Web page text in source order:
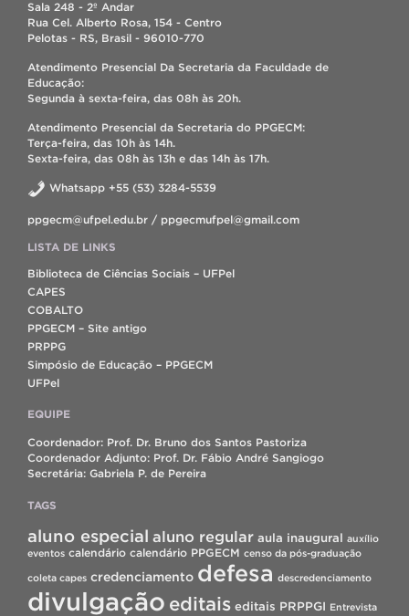
Sala 248 - 2º Andar
Rua Cel. Alberto Rosa, 154 - Centro
Pelotas - RS, Brasil - 96010-770
Atendimento Presencial Da Secretaria da Faculdade de
Educação:
Segunda à sexta-feira, das 08h às 20h.
Atendimento Presencial da Secretaria do PPGECM:
Terça-feira, das 10h às 14h.
Sexta-feira, das 08h às 13h e das 14h às 17h.
Whatsapp +55 (53) 3284-5539
ppgecm@ufpel.edu.br / ppgecmufpel@gmail.com
LISTA DE LINKS
Biblioteca de Ciências Sociais – UFPel
CAPES
COBALTO
PPGECM – Site antigo
PRPPG
Simpósio de Educação – PPGECM
UFPel
EQUIPE
Coordenador: Prof. Dr. Bruno dos Santos Pastoriza
Coordenador Adjunto: Prof. Dr. Fábio André Sangiogo
Secretária: Gabriela P. de Pereira
TAGS
aluno especial aluno regular aula inaugural auxílio
eventos calendário calendário PPGECM censo da pós-graduação
coleta capes credenciamento defesa descredenciamento
divulgação editais editais PRPPGI Entrevista